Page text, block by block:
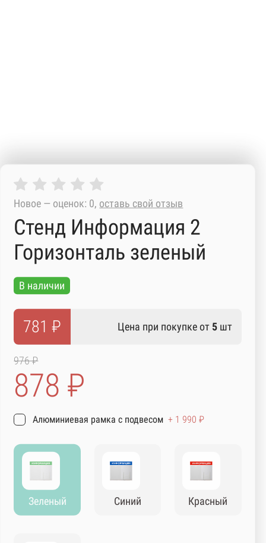
Новое — оценок: 0, оставь свой отзыв
Стенд Информация 2
Горизонталь зеленый
В наличии
781 ₽ Цена при покупке от 5шт
976 ₽
878 ₽
Алюминиевая рамка с подвесом + 1 990 ₽
Зеленый Синий Красный